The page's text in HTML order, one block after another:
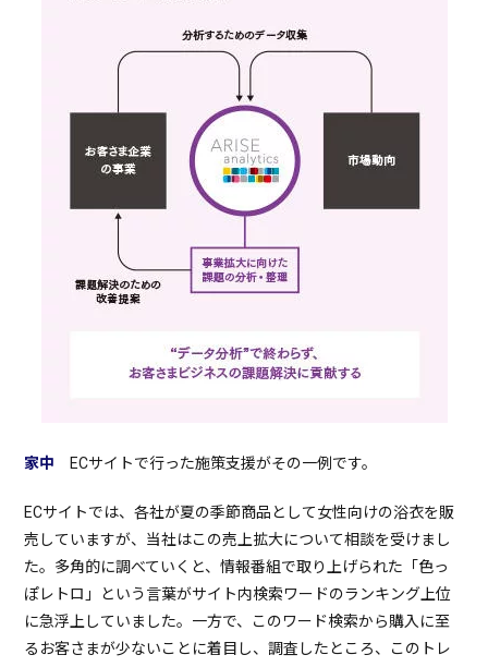
家中 ECサイトで行った施策支援がその一例です。
ECサイトでは、各社が夏の季節商品として女性向けの浴衣を販
売していますが、当社はこの売上拡大について相談を受けまし
た。多角的に調べていくと、情報番組で取り上げられた「色っ
ぽレトロ」という言葉がサイト内検索ワードのランキング上位
に急浮上していました。一方で、このワード検索から購入に至
るお客さまが少ないことに着目し、調査したところ、このトレ